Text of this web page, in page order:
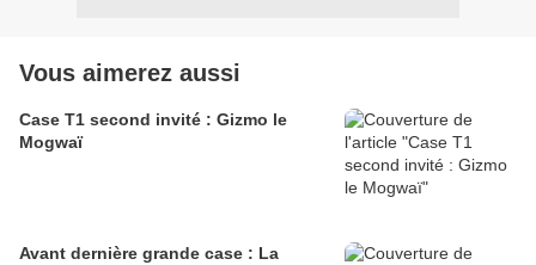
Vous aimerez aussi
Case T1 second invité : Gizmo le
Mogwaï
Avant dernière grande case : La